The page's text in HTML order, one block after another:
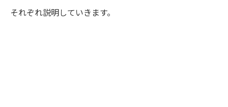
それぞれ説明していきます。